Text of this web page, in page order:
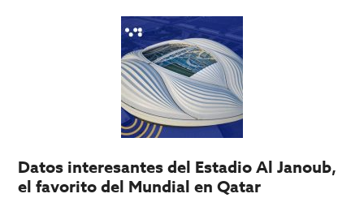
Clubes
el
ganador
anticipado
del
Super
Bowl
Datos interesantes del Estadio Al Janoub,
el favorito del Mundial en Qatar